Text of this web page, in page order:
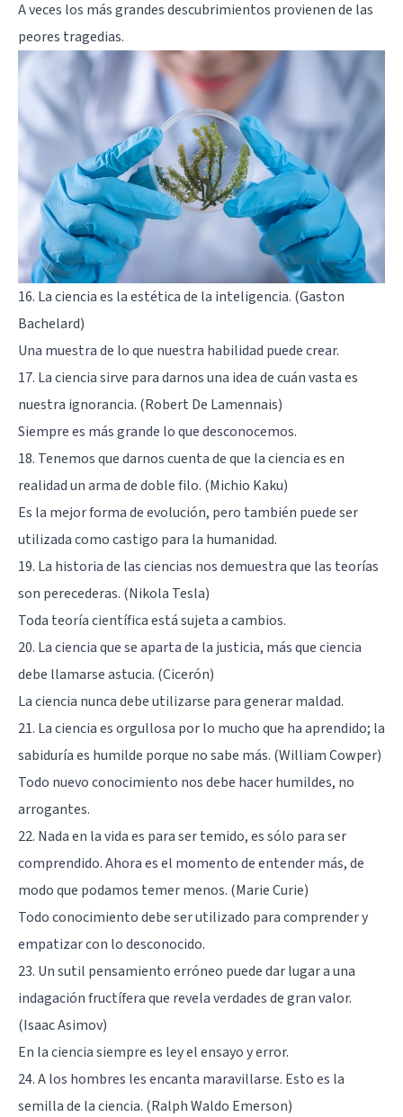
A veces los más grandes descubrimientos provienen de las
peores tragedias.
16. La ciencia es la estética de la inteligencia. (Gaston
Bachelard)
Una muestra de lo que nuestra habilidad puede crear.
17. La ciencia sirve para darnos una idea de cuán vasta es
nuestra ignorancia. (Robert De Lamennais)
Siempre es más grande lo que desconocemos.
18. Tenemos que darnos cuenta de que la ciencia es en
realidad un arma de doble filo. (Michio Kaku)
Es la mejor forma de evolución, pero también puede ser
utilizada como castigo para la humanidad.
19. La historia de las ciencias nos demuestra que las teorías
son perecederas. (Nikola Tesla)
Toda teoría científica está sujeta a cambios.
20. La ciencia que se aparta de la justicia, más que ciencia
debe llamarse astucia. (Cicerón)
La ciencia nunca debe utilizarse para generar maldad.
21. La ciencia es orgullosa por lo mucho que ha aprendido; la
sabiduría es humilde porque no sabe más. (William Cowper)
Todo nuevo conocimiento nos debe hacer humildes, no
arrogantes.
22. Nada en la vida es para ser temido, es sólo para ser
comprendido. Ahora es el momento de entender más, de
modo que podamos temer menos. (Marie Curie)
Todo conocimiento debe ser utilizado para comprender y
empatizar con lo desconocido.
23. Un sutil pensamiento erróneo puede dar lugar a una
indagación fructífera que revela verdades de gran valor.
(Isaac Asimov)
En la ciencia siempre es ley el ensayo y error.
24. A los hombres les encanta maravillarse. Esto es la
semilla de la ciencia. (Ralph Waldo Emerson)